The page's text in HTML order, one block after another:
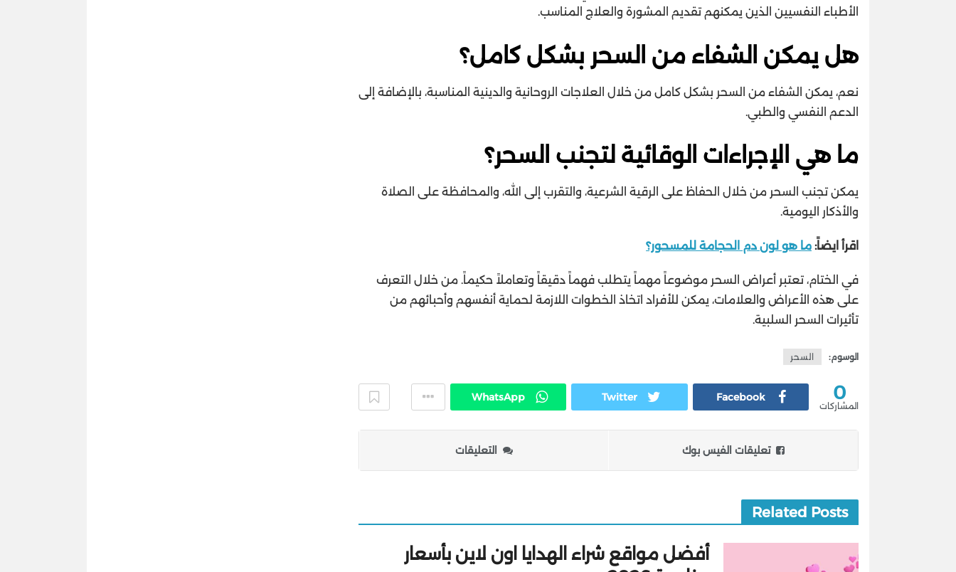
الأطباء النفسيين الذين يمكنهم تقديم المشورة والعلاج المناسب.
هل يمكن الشفاء من السحر بشكل كامل؟
نعم، يمكن الشفاء من السحر بشكل كامل من خلال العلاجات الروحانية والدينية المناسبة، بالإضافة إلى
الدعم النفسي والطبي.
ما هي الإجراءات الوقائية لتجنب السحر؟
يمكن تجنب السحر من خلال الحفاظ على الرقية الشرعية، والتقرب إلى الله، والمحافظة على الصلاة
والأذكار اليومية.
اقرأ ايضاً: ما هو لون دم الحجامة للمسحور؟
في الختام، تعتبر أعراض السحر موضوعاً مهماً يتطلب فهماً دقيقاً وتعاملاً حكيماً. من خلال التعرف
على هذه الأعراض والعلامات، يمكن للأفراد اتخاذ الخطوات اللازمة لحماية أنفسهم وأحبائهم من
تأثيرات السحر السلبية.
الوسوم: السحر
0
المشاركات
Facebook
Twitter
WhatsApp
تعليقات الفيس بوك التعليقات
Related Posts
أفضل مواقع شراء الهدايا اون لاين بأسعار